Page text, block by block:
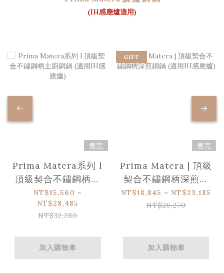
(IH感應爐適用)
售完
Prima Matera系列 l
頂級契合不鏽鋼柄主
廚銅鍋 (適用IH感應
爐)
NT$15,560 ~
NT$28,485
NT$32,280
加入購物車
GIFT
售完
Prima Matera | 頂級
契合不鏽鋼柄深煎銅
鍋 (適用IH感應爐)
NT$18,845 ~ NT$23,185
NT$26,270
加入購物車